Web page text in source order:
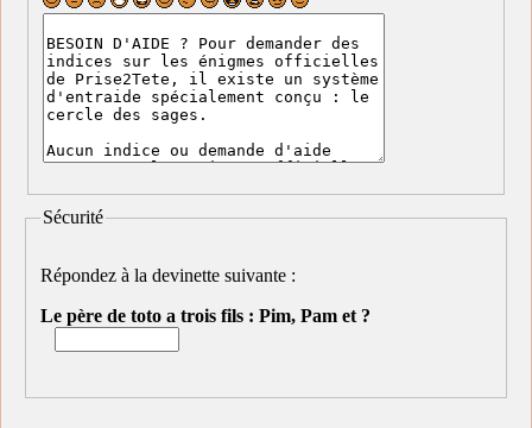
Sécurité
Répondez à la devinette suivante :
Le père de toto a trois fils : Pim, Pam et ?